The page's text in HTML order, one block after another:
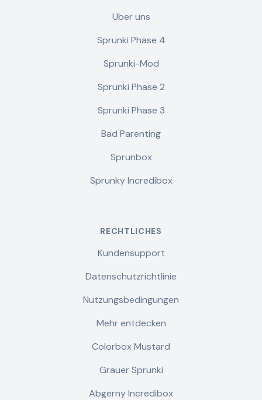
Über uns
Sprunki Phase 4
Sprunki-Mod
Sprunki Phase 2
Sprunki Phase 3
Bad Parenting
Sprunbox
Sprunky Incredibox
RECHTLICHES
Kundensupport
Datenschutzrichtlinie
Nutzungsbedingungen
Mehr entdecken
Colorbox Mustard
Grauer Sprunki
Abgerny Incredibox